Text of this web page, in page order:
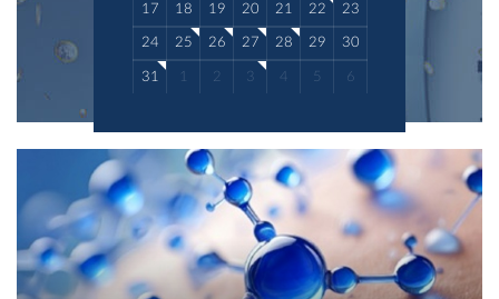
17 18 19 20 21 22 23
24 25 26 27 28 29 30
31 1 2 3 4 5 6